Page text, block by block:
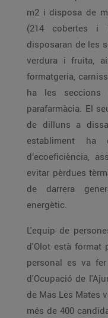
m2 i disposa de
(214 cobertes i
disposaran de les
verdura i fruita,
formatgeria,
ha les seccions
parafarmàcia. El
de dilluns a
establiment ha
d’ecoeficiència,
evitar pèrdues
de darrera
energètic.
L'equip de
d'Olot està format
personal es va
d'Ocupació de
de Mas Les Mates
més de 400